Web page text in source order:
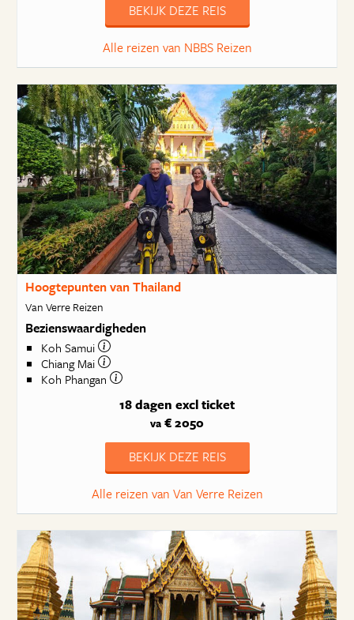
BEKIJK DEZE REIS
Alle reizen van NBBS Reizen
Hoogtepunten van Thailand
Van Verre Reizen
Bezienswaardigheden
Koh Samui
Chiang Mai
Koh Phangan
18 dagen excl ticket
va € 2050
BEKIJK DEZE REIS
Alle reizen van Van Verre Reizen